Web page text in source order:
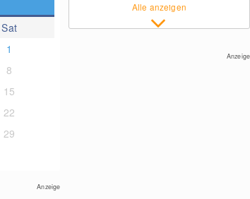
Sat
1
8
15
22
29
Anzeige
Alle anzeigen
Anzeige